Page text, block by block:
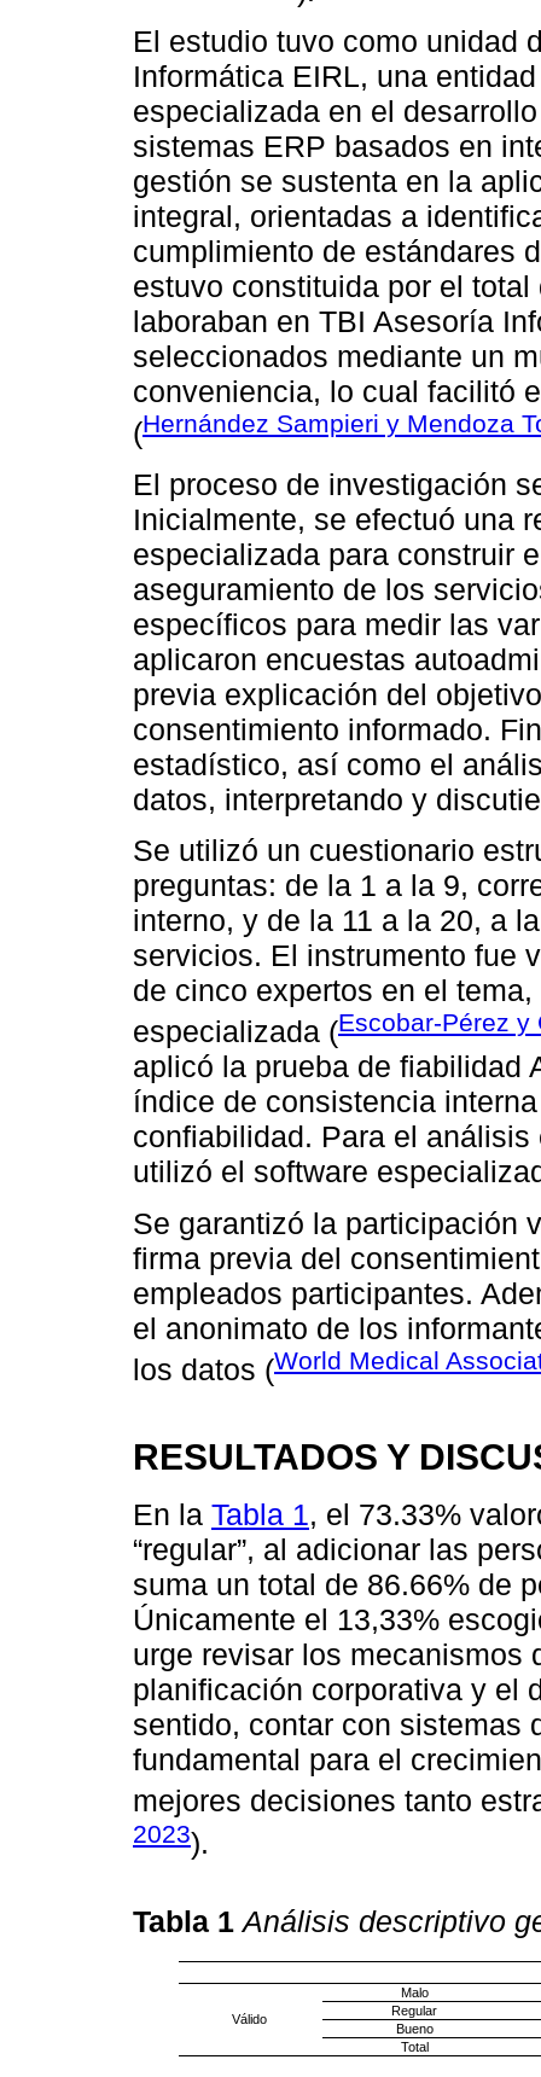
El estudio tuvo como unidad
Informática EIRL, una
especializada en el
sistemas ERP basados en
gestión se sustenta en la
integral, orientadas a
cumplimiento de estándares
estuvo constituida por el
laboraban en TBI Asesoría
seleccionados mediante un
conveniencia, lo cual facilitó
(Hernández Sampieri y Mendoza
El proceso de investigación
Inicialmente, se efectuó una
especializada para construir
aseguramiento de los
específicos para medir las
aplicaron encuestas
previa explicación del
consentimiento informado.
estadístico, así como el
datos, interpretando y
Se utilizó un cuestionario
preguntas: de la 1 a la 9,
interno, y de la 11 a la 20, a
servicios. El instrumento fue
de cinco expertos en el
especializada (Escobar-Pérez y
aplicó la prueba de fiabilidad
índice de consistencia
confiabilidad. Para el
utilizó el software
Se garantizó la participación
firma previa del
empleados participantes.
el anonimato de los
los datos (World Medical
RESULTADOS Y
En la Tabla 1, el 73.33%
“regular”, al adicionar las
suma un total de 86.66% de
Únicamente el 13,33%
urge revisar los mecanismos
planificación corporativa y el
sentido, contar con sistemas
fundamental para el
mejores decisiones tanto
2023).
Tabla 1Análisis descriptivo
Válido
Malo
Regular
Bueno
Total